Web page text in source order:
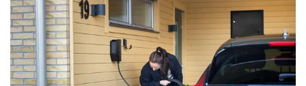
V2L
Från
trädet
GARO